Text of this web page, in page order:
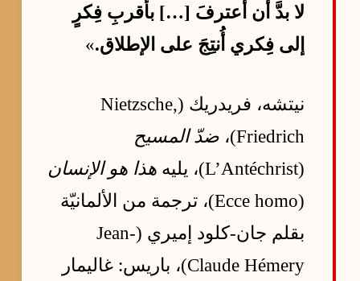
لا بدَّ أن أعترفَ […] بأقربِ فِكرٍ
إلى فِكري أُنتِجَ على الإطلاق.»
نيتشه، فريدريك (Nietzsche,
Friedrich)،
ضدّ المسيح
(L’Antéchrist)، يليه
هذا هو الإنسان
(Ecce homo)، ترجمة من الألمانيّة
بقلم جان-كلود إميري (Jean-
Claude Hémery)، باريس: غاليمار